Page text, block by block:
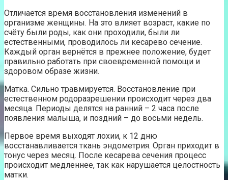
Отличается время восстановления изменений в
организме женщины. На это влияет возраст, какие по
счёту были роды, как они проходили, были ли
естественными, проводилось ли кесарево сечение.
Каждый орган вернётся в прежнее положение, будет
правильно работать при своевременной помощи и
здоровом образе жизни.
Матка. Сильно травмируется. Восстановление при
естественном родоразрешении происходит через два
месяца. Периоды делятся на ранний – 2 часа после
появления малыша, и поздний – до восьми недель.
Первое время выходят лохии, к 12 дню
восстанавливается ткань эндометрия. Орган приходит в
тонус через месяц. После кесарева сечения процесс
происходит медленнее, так как нарушается целостность
матки.